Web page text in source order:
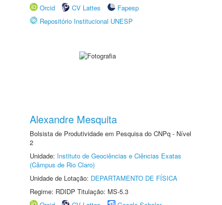
Orcid
CV Lattes
Fapesp
Repositório Institucional UNESP
Alexandre Mesquita
Bolsista de Produtividade em Pesquisa do CNPq - Nível
2
Unidade: Instituto de Geociências e Ciências Exatas
(Câmpus de Rio Claro)
Unidade de Lotação: DEPARTAMENTO DE FÍSICA
Regime: RDIDP Titulação: MS-5.3